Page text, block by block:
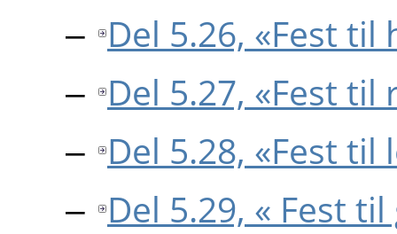
Del 5.26, «Fest
Del 5.27, «Fest
Del 5.28, «Fest
Del 5.29, « Fest